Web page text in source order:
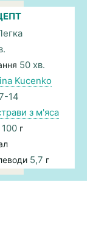
50 хв.
Kucenko
14
з м'яса
100 г
5,7 г